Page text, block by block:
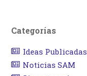
Categorías
Ideas Publicadas
Noticias SAM